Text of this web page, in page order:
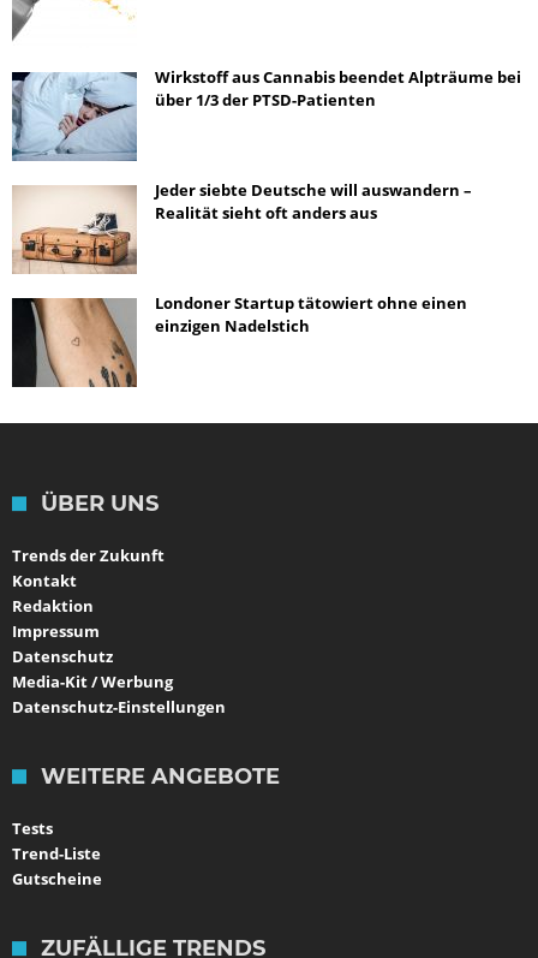
Wirkstoff aus Cannabis beendet Alpträume bei
über 1/3 der PTSD-Patienten
Jeder siebte Deutsche will auswandern –
Realität sieht oft anders aus
Londoner Startup tätowiert ohne einen
einzigen Nadelstich
ÜBER UNS
Trends der Zukunft
Kontakt
Redaktion
Impressum
Datenschutz
Media-Kit / Werbung
Datenschutz-Einstellungen
WEITERE ANGEBOTE
Tests
Trend-Liste
Gutscheine
ZUFÄLLIGE TRENDS